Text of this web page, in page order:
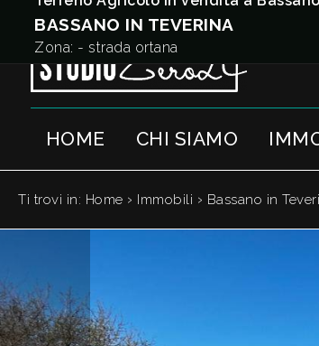
HOME CHI SIAMO
BASSANO IN TEVERINA
Zona: - strada ortana
Ti trovi in: Home › Immobili › Bassano in
EN
HOME
CHI
SIAMO
SERVIZI
Codice
Contratto
Affitto